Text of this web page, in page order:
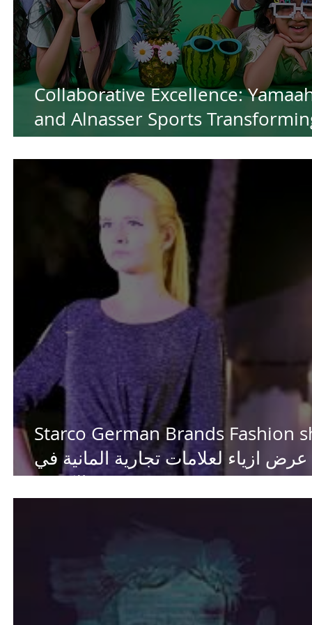
Collaborative Excellence:
and Alnasser Sports
Ideas into Success for the
by Yamaah Production House in
Kuwait
Starco German Brands Fashion
عرض ازياء لعلامات تجارية المانية في
الكويت